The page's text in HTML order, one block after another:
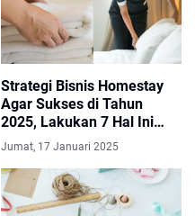
Strategi Bisnis Homestay
Agar Sukses di Tahun
2025, Lakukan 7 Hal Ini
Agar Penginapan Disukai
Pengunjung
Jumat, 17 Januari 2025